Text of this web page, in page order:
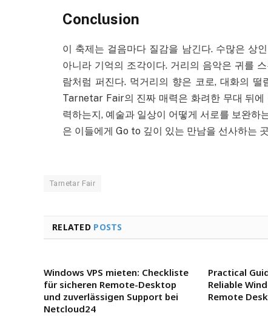
Conclusion
이 축제는 걸음마다 질감을 남긴다. 수많은 상
아니라 기억의 조각이다. 거리의 음악은 귀를
람처럼 퍼진다. 먹거리의 향은 코로, 대화의
Tarnetar Fair의 진짜 매력은 화려한 무대 뒤에
력하는지, 예술과 일상이 어떻게 서로를 보완하
은 이들에게 Go to 깊이 있는 만남을 선사하는
Tarnetar Fair
RELATED POSTS
Windows VPS mieten: Checkliste
für sicheren Remote-Desktop
und zuverlässigen Support bei
Netcloud24
Practical
Reliable
Remote